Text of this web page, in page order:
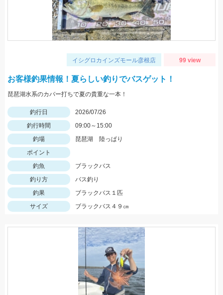
イシグロカインズモール彦根店 99 view
お客様釣果情報！夏らしい釣りでバスゲット！
琵琶湖水系のカバー打ちで夏の貴重な一本！
釣行日
2026/07/26
釣行時間
09:00～15:00
釣場
琵琶湖 陸っぱり
ポイント
釣魚
ブラックバス
釣り方
バス釣り
釣果
ブラックバス１匹
サイズ
ブラックバス４９㎝